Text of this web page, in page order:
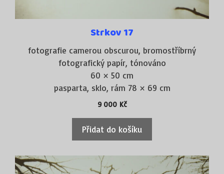
Strkov 17
fotografie camerou obscurou, bromostříbrný
fotografický papír, tónováno
60 × 50 cm
pasparta, sklo, rám 78 × 69 cm
9 000 Kč
Přidat do košíku